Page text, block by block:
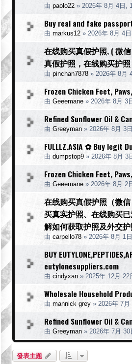
由 paolo22 » 2026年 8月 4日,
Buy real and fake
由 markus12 » 2026年 8月 4
在线购买真假护照, ( 微
真假护照，在线购买护
由 pinchan7878 » 2026年 8月
Frozen Chicken Feet,
由 Geeemane » 2026年 8月 3
Refined Sunflower Oil &
由 Greeyman » 2026年 8月 3
FULLLZ.ASIA ✿ Buy legit
由 dumpstop9 » 2026年 8月 3
Frozen Chicken Feet,
由 Geeemane » 2026年 8月 2
在线购买真假护照（微
买真实护照、在线购买
解如何获取护照及外交
由 carpello78 » 2026年 8月 1
BUY
eutylonesuppliers.com
由 cindyxan » 2025年 12月 22
Wholesale Household
由 mannick grey » 2026年 7
Refined Sunflower Oil &
由 Greeyman » 2026年 7月 30
發表主題